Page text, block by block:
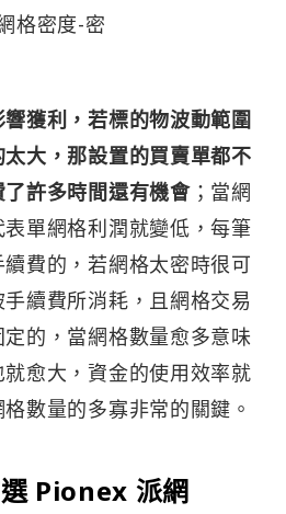
格密度-密
獲利，若標的物波動範圍
大，那設置的買賣單都不
許多時間還有機會；當網
單網格利潤就變低，每筆
費的，若網格太密時很可
續費所消耗，且網格交易
的，當網格數量愈多意味
愈大，資金的使用效率就
數量的多寡非常的關鍵。
Pionex 派網